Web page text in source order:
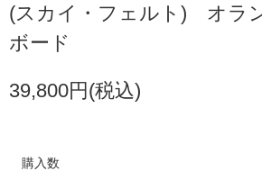
(スカイ・フェルト) オラ
ボード
39,800円(税込)
購入数